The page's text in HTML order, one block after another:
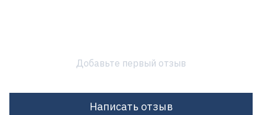
Добавьте первый отзыв
Написать отзыв